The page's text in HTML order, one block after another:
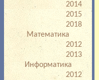
2014
2015
2018
Математика
2012
2013
Информатика
2012